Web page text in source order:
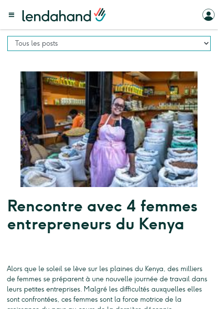
Rencontre avec 4 femmes
entrepreneurs du Kenya
Alors que le soleil se lève sur les plaines du Kenya, des milliers
de femmes se préparent à une nouvelle journée de travail dans
leurs petites entreprises. Malgré les difficultés auxquelles elles
sont confrontées, ces femmes sont la force motrice de la